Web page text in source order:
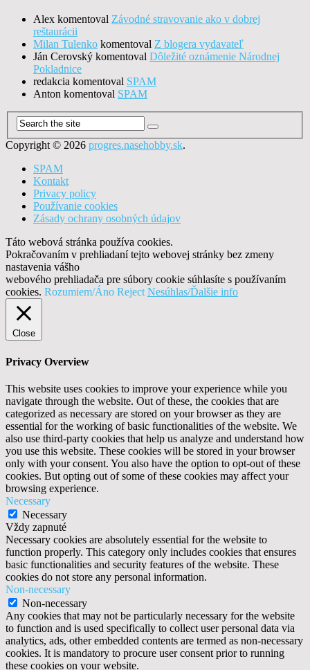
Alex komentoval Závodné stravovanie ako v dobrej
reštaurácii
Milan Tulenko komentoval Z blogera vydavateľ
Ján Cerovský komentoval Dôležité oznámenie Národnej
Pokladnice
redakcia komentoval SPAM
Anton komentoval SPAM
Copyright © 2026 progres.nasehobby.sk.
SPAM
Kontakt
Privacy policy
Používanie cookies
Zásady ochrany osobných údajov
Táto webová stránka používa cookies.
Pokračovaním v prehliadaní tejto webovej stránky bez zmeny
nastavenia vášho
webového prehliadača pre súbory cookie súhlasíte s používaním
cookies. Rozumiem/Áno Reject Nesúhlas/Ďalšie info
Close
Privacy Overview
This website uses cookies to improve your experience while you
navigate through the website. Out of these, the cookies that are
categorized as necessary are stored on your browser as they are
essential for the working of basic functionalities of the website. We
also use third-party cookies that help us analyze and understand how
you use this website. These cookies will be stored in your browser
only with your consent. You also have the option to opt-out of these
cookies. But opting out of some of these cookies may affect your
browsing experience.
Necessary
Necessary
Vždy zapnuté
Necessary cookies are absolutely essential for the website to
function properly. This category only includes cookies that ensures
basic functionalities and security features of the website. These
cookies do not store any personal information.
Non-necessary
Non-necessary
Any cookies that may not be particularly necessary for the website
to function and is used specifically to collect user personal data via
analytics, ads, other embedded contents are termed as non-necessary
cookies. It is mandatory to procure user consent prior to running
these cookies on your website.